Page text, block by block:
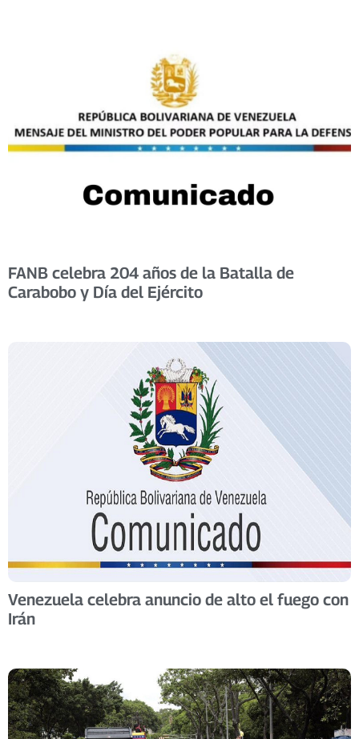
FANB celebra 204 años de la Batalla de
Carabobo y Día del Ejército
Venezuela celebra anuncio de alto el fuego con
Irán